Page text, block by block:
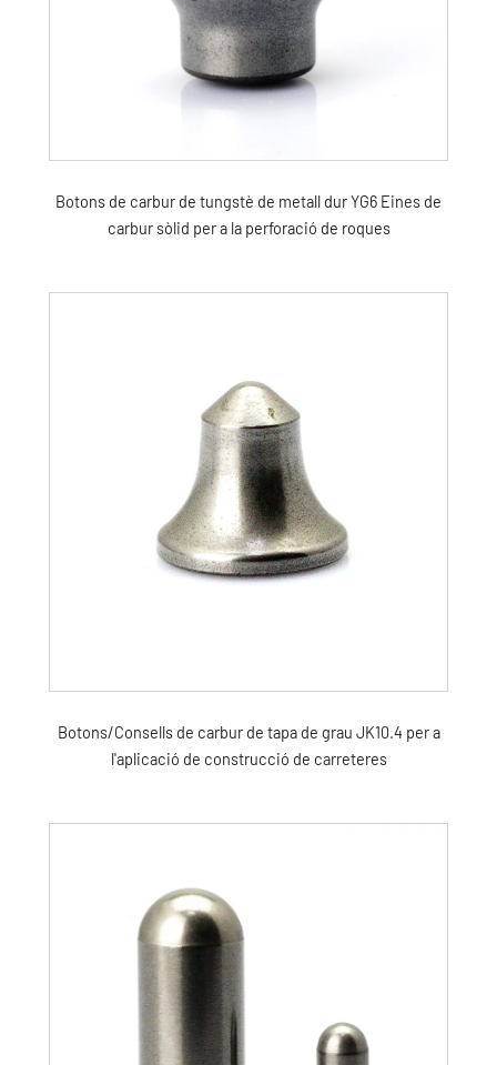
Botons de carbur de tungstè de metall dur YG6 Eines de
carbur sòlid per a la perforació de roques
Botons/Consells de carbur de tapa de grau JK10.4 per a
l'aplicació de construcció de carreteres